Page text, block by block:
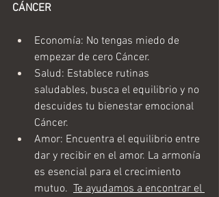
CÁNCER
Economía: No tengas miedo de
empezar de cero Cáncer.
Salud: Establece rutinas
saludables, busca el equilibrio y no
descuides tu bienestar emocional
Cáncer.
Amor: Encuentra el equilibrio entre
dar y recibir en el amor. La armonía
es esencial para el crecimiento
mutuo. Te ayudamos a encontrar el